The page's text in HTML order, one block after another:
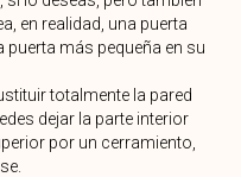
en realidad, una puerta
puerta más pequeña en su
totalmente la pared
dejar la parte interior
por un cerramiento,